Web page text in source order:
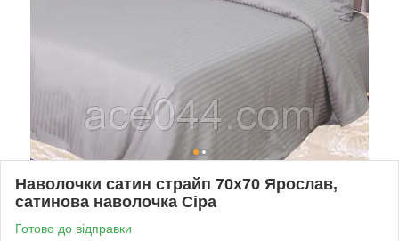
Наволочки сатин страйп 70х70 Ярослав,
сатинова наволочка Сіра
Готово до відправки